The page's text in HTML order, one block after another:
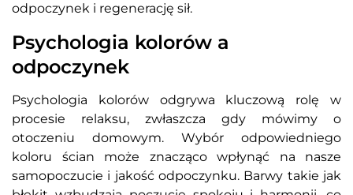
odpoczynek i regenerację sił.
Psychologia kolorów a
odpoczynek
Psychologia kolorów odgrywa kluczową rolę w
procesie relaksu, zwłaszcza gdy mówimy o
otoczeniu domowym. Wybór odpowiedniego
koloru ścian może znacząco wpłynąć na nasze
samopoczucie i jakość odpoczynku. Barwy takie jak